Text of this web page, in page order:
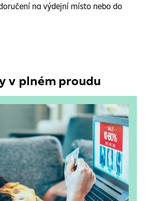
na výdejní místo nebo do
v plném proudu